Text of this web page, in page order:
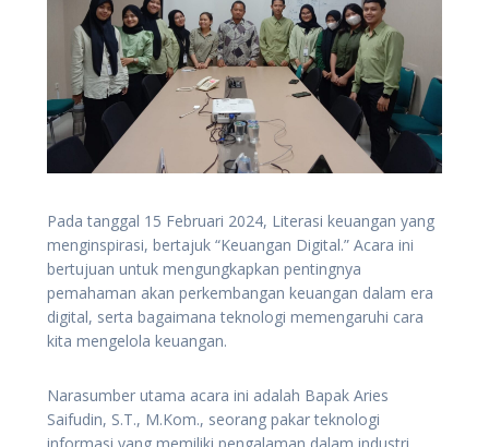
Pada tanggal 15 Februari 2024, Literasi keuangan yang
menginspirasi, bertajuk “Keuangan Digital.” Acara ini
bertujuan untuk mengungkapkan pentingnya
pemahaman akan perkembangan keuangan dalam era
digital, serta bagaimana teknologi memengaruhi cara
kita mengelola keuangan.
Narasumber utama acara ini adalah Bapak Aries
Saifudin, S.T., M.Kom., seorang pakar teknologi